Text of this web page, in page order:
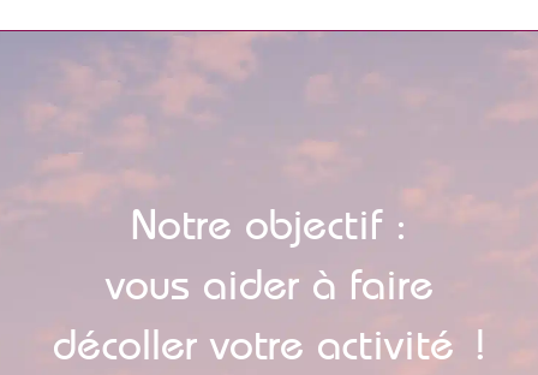
Notre objectif :
vous aider à faire
décoller votre activité !